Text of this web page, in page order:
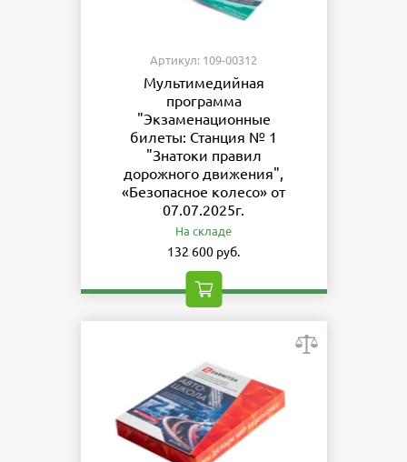
Артикул: 109-00312
Мультимедийная
программа
"Экзаменационные
билеты: Станция № 1
"Знатоки правил
дорожного движения",
«Безопасное колесо» от
07.07.2025г.
На складе
132 600 руб.